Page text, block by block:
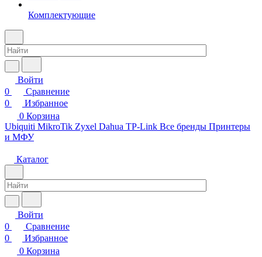
Комплектующие
Войти
0
Сравнение
0
Избранное
0 Корзина
Ubiquiti MikroTik Zyxel Dahua TP-Link Все бренды Принтеры
и МФУ
Каталог
Войти
0
Сравнение
0
Избранное
0 Корзина